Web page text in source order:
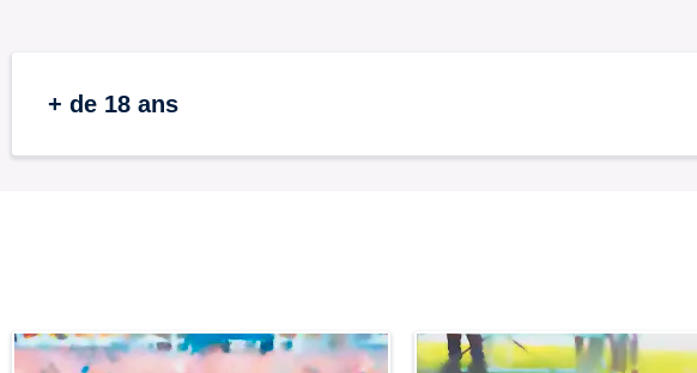
+ de 18 ans